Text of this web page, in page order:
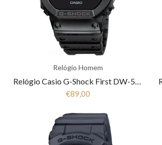
Relógio Homem
Relógio Casio G-Shock First DW-5600BB-1ER
€89,00